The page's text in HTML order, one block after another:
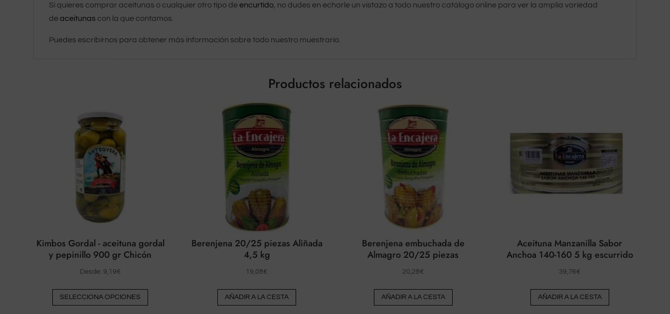
Si quieres comprar aceitunas o cualquier otro tipo deencurtido , no dudes en echarle un vistazo a todo nuestro catálogo online para ver la amplia variedad
deaceitunas con la que contamos.
Puedes escribirnos para obtener más información sobre todo nuestro muestrario.
Productos relacionados
Kimbos Gordal - aceituna gordal
y pepinillo 900 gr Chicón
Desde: 9,19€
SELECCIONA OPCIONES
Este
Berenjena 20/25 piezas Aliñada
4,5 kg
19,08€
AÑADIR A LA CESTA
Berenjena embuchada de
Almagro 20/25 piezas
20,28€
AÑADIR A LA CESTA
Aceituna Manzanilla Sabor
Anchoa 140-160 5 kg escurrido
39,76€
AÑADIR A LA CESTA